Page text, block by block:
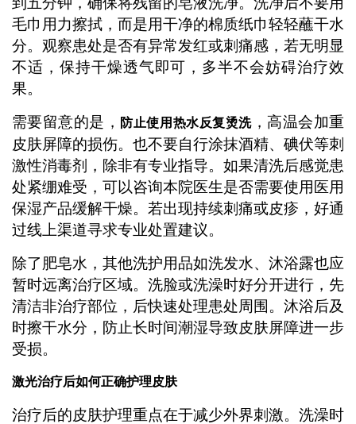
毛巾用力擦拭，而是用干净的棉质纸巾轻轻蘸干水
分。观察患处是否有异常发红或刺痛感，若无明显
不适，保持干燥透气即可，多半不会妨碍治疗效
果。
需要留意的是，
防止使用热水反复烫洗，高温会加重
皮肤屏障的损伤。也不要自行涂抹酒精、碘伏等刺
激性消毒剂，除非有专业指导。如果清洗后感觉患
处紧绷难受，可以咨询本院医生是否需要使用医用
保湿产品缓解干燥。若出现持续刺痛或皮疹，好通
过线上渠道寻求专业处置建议。
除了肥皂水，其他洗护用品如洗发水、沐浴露也应
暂时远离治疗区域。洗脸或洗澡时好分开进行，先
清洁非治疗部位，后快速处理患处周围。沐浴后及
时擦干水分，防止长时间潮湿导致皮肤屏障进一步
受损。
激光治疗后如何正确护理皮肤
治疗后的皮肤护理重点在于减少外界刺激。洗澡时